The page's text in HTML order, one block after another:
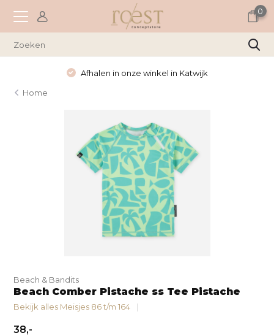
0
Afhalen in onze winkel in Katwijk
Home
Beach & Bandits
Beach Comber Pistache ss Tee Pistache
Bekijk alles Meisjes 86 t/m 164
38,-